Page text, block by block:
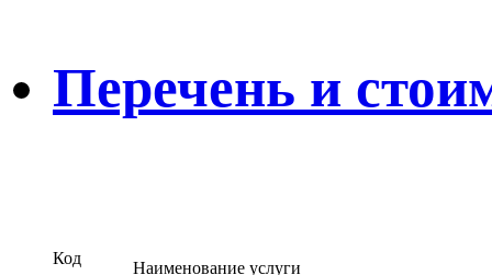
Перечень и
Код
Наименование услуги